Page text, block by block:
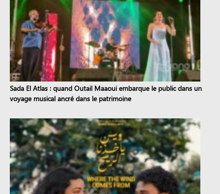
Sada El Atlas : quand Outail Maaoui embarque le public dans un
voyage musical ancré dans le patrimoine